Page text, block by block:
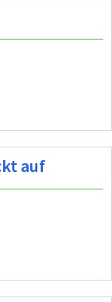
auf